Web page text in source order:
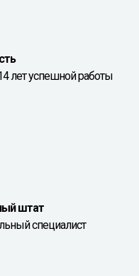
лет успешной работы
штат
специалист